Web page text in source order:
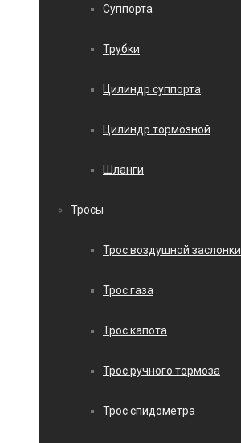
Суппорта
Трубки
Цилиндр суппорта
Цилиндр тормозной
Шланги
Тросы
Трос воздушной заслонки
Трос газа
Трос капота
Трос ручного тормоза
Трос спидометра